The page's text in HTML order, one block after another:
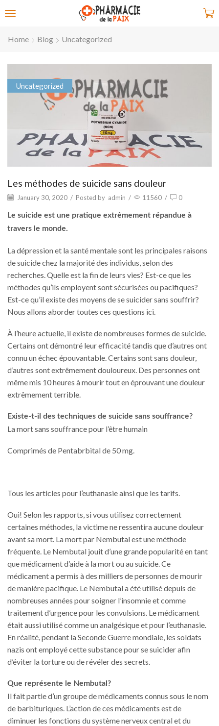
Home Blog Uncategorized
Uncategorized
Les méthodes de suicide sans douleur
January 30, 2020 / Posted by admin / 11560 / 0
Le suicide est une pratique extrêmement répandue à
travers le monde.
La dépression et la santé mentale sont les principales raisons
de suicide chez la majorité des individus, selon des
recherches. Quelle est la fin de leurs vies? Est-ce que les
méthodes qu’ils employent sont sécurisées ou pacifiques?
Est-ce qu’il existe des moyens de se suicider sans souffrir?
Nous allons aborder toutes ces questions ici.
À l’heure actuelle, il existe de nombreuses formes de suicide.
Certains ont démontré leur efficacité tandis que d’autres ont
connu un échec épouvantable. Certains sont sans douleur,
d’autres sont extrêmement douloureux. Des personnes ont
même mis 10 heures à mourir tout en éprouvant une douleur
extrêmement terrible.
Existe-t-il des techniques de suicide sans souffrance?
La mort sans souffrance pour l’être humain
Comprimés de Pentabrbital de 50 mg.
Tous les articles pour l’euthanasie ainsi que les tarifs.
Oui! Selon les rapports, si vous utilisez correctement
certaines méthodes, la victime ne ressentira aucune douleur
avant sa mort. La mort par Nembutal est une méthode
fréquente. Le Nembutal jouit d’une grande popularité en tant
que médicament d’aide à la mort ou au suicide. Ce
médicament a permis à des milliers de personnes de mourir
de manière pacifique. Le Nembutal a été utilisé depuis de
nombreuses années pour soigner l’insomnie et comme
traitement d’urgence pour les convulsions. Le médicament
était aussi utilisé comme un analgésique et pour l’euthanasie.
En réalité, pendant la Seconde Guerre mondiale, les soldats
nazis ont employé cette substance pour se suicider afin
d’éviter la torture ou de révéler des secrets.
Que représente le Nembutal?
Il fait partie d’un groupe de médicaments connus sous le nom
de barbituriques. L’action de ces médicaments est de
diminuer les fonctions du système nerveux central et du